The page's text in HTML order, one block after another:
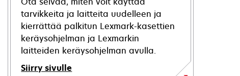
tarvikkeita ja laitteita uudelleen ja
kierrättää palkitun Lexmark-kasettien
keräysohjelman ja Lexmarkin
laitteiden keräysohjelman avulla.
Siirry sivulle